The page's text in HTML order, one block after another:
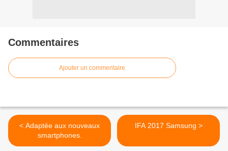
Commentaires
Ajouter un commentaire
< Adaptée aux nouveaux
smartphones.
IFA 2017 Samsung >